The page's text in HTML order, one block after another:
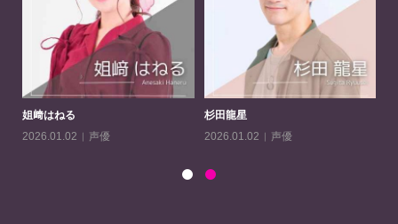
姐﨑はねる
2026.01.02
声優
杉田龍星
2026.01.02
声優